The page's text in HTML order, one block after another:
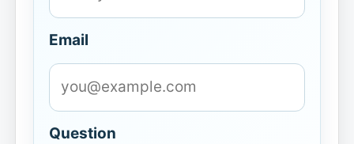
Email
Question